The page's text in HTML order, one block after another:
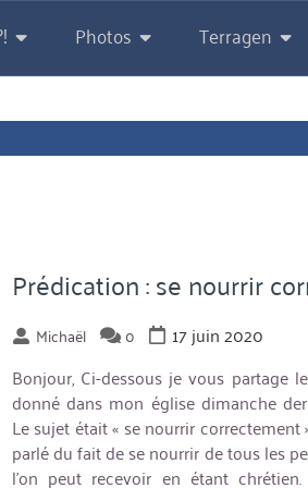
Photos Terragen
Prédication : se nourrir
Michaël 0
17 juin 2020
Bonjour, Ci-dessous je vous partage
donné dans mon église dimanche
Le sujet était « se nourrir correctement
parlé du fait de se nourrir de tous les
l’on peut recevoir en étant